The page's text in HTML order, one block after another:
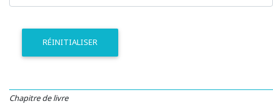
RÉINITIALISER
Chapitre de livre